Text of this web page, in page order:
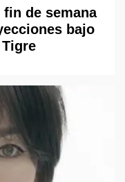
de semana
bajo